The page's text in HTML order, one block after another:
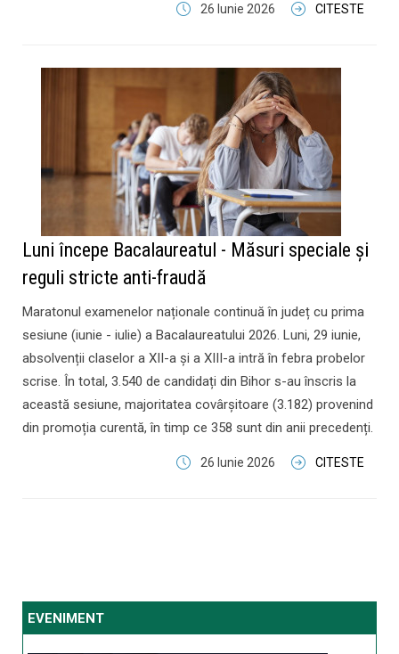
26 Iunie 2026 CITESTE
Luni începe Bacalaureatul - Măsuri speciale și
reguli stricte anti-fraudă
Maratonul examenelor naționale continuă în județ cu prima
sesiune (iunie - iulie) a Bacalaureatului 2026. Luni, 29 iunie,
absolvenții claselor a XII-a și a XIII-a intră în febra probelor
scrise. În total, 3.540 de candidați din Bihor s-au înscris la
această sesiune, majoritatea covârșitoare (3.182) provenind
din promoția curentă, în timp ce 358 sunt din anii precedenți.
26 Iunie 2026 CITESTE
EVENIMENT